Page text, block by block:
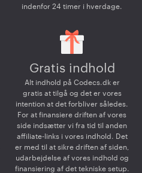
indenfor 24 timer i hverdage.
Gratis indhold
Alt indhold på Codecs.dk er
gratis at tilgå og det er vores
intention at det forbliver således.
For at finansiere driften af vores
side indsætter vi fra tid til anden
affiliate-links i vores indhold. Det
er med til at sikre driften af siden,
udarbejdelse af vores indhold og
finansiering af det tekniske setup.